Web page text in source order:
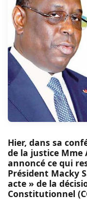
Hier, dans sa
de la justice Mme
annoncé ce qui
Président Macky
acte » de la
Constitutionnel